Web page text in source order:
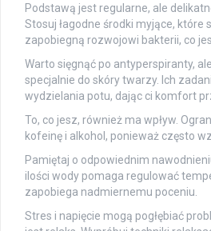
Podstawą jest regularne, ale
Stosuj łagodne środki myjące, które
zapobiegną rozwojowi bakterii, co
Warto sięgnąć po antyperspiranty,
specjalnie do skóry twarzy. Ich
wydzielania potu, dając ci komfort
To, co jesz, również ma wpływ.
kofeinę i alkohol, ponieważ często
Pamiętaj o odpowiednim
ilości wody pomaga regulować
zapobiega nadmiernemu poceniu.
Stres i napięcie mogą pogłębiać